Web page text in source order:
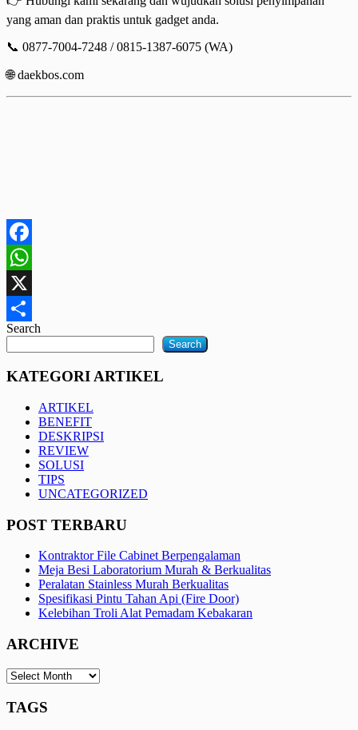
yang aman dan praktis untuk gadget anda.
📞 0877-7004-7248 / 0815-1387-6075 (WA)
🌐 daekbos.com
Facebook
WhatsApp
X
Share
Search
Search
KATEGORI ARTIKEL
ARTIKEL
BENEFIT
DESKRIPSI
REVIEW
SOLUSI
TIPS
UNCATEGORIZED
POST TERBARU
Kontraktor File Cabinet Berpengalaman
Meja Besi Laboratorium Murah & Berkualitas
Peralatan Stainless Murah Berkualitas
Spesifikasi Pintu Tahan Api (Fire Door)
Kelebihan Troli Alat Pemadam Kebakaran
ARCHIVE
ARCHIVE
TAGS